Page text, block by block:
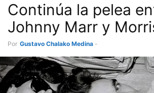
Continúa la pelea
Johnny Marr y
Por Gustavo Chalako Medina -